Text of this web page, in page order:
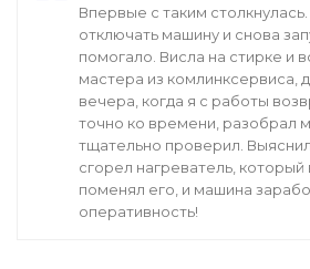
Впервые с таким
отключать машину и снова
помогало. Висла на стирке и
мастера из комлинксервиса,
вечера, когда я с работы
точно ко времени, разобрал
тщательно проверил.
сгорел нагреватель,
поменял его, и машина
оперативность!